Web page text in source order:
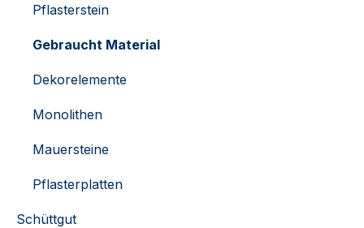
Pflasterstein
Gebraucht Material
Dekorelemente
Monolithen
Mauersteine
Pflasterplatten
Schüttgut